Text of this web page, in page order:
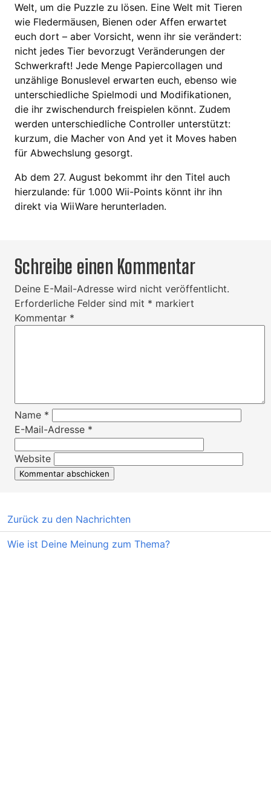
Welt, um die Puzzle zu lösen. Eine Welt mit Tieren
wie Fledermäusen, Bienen oder Affen erwartet
euch dort – aber Vorsicht, wenn ihr sie verändert:
nicht jedes Tier bevorzugt Veränderungen der
Schwerkraft! Jede Menge Papiercollagen und
unzählige Bonuslevel erwarten euch, ebenso wie
unterschiedliche Spielmodi und Modifikationen,
die ihr zwischendurch freispielen könnt. Zudem
werden unterschiedliche Controller unterstützt:
kurzum, die Macher von And yet it Moves haben
für Abwechslung gesorgt.
Ab dem 27. August bekommt ihr den Titel auch
hierzulande: für 1.000 Wii-Points könnt ihr ihn
direkt via WiiWare herunterladen.
Schreibe einen Kommentar
Deine E-Mail-Adresse wird nicht veröffentlicht.
Erforderliche Felder sind mit * markiert
Kommentar *
Name *
E-Mail-Adresse *
Website
Zurück zu den Nachrichten
Wie ist Deine Meinung zum Thema?